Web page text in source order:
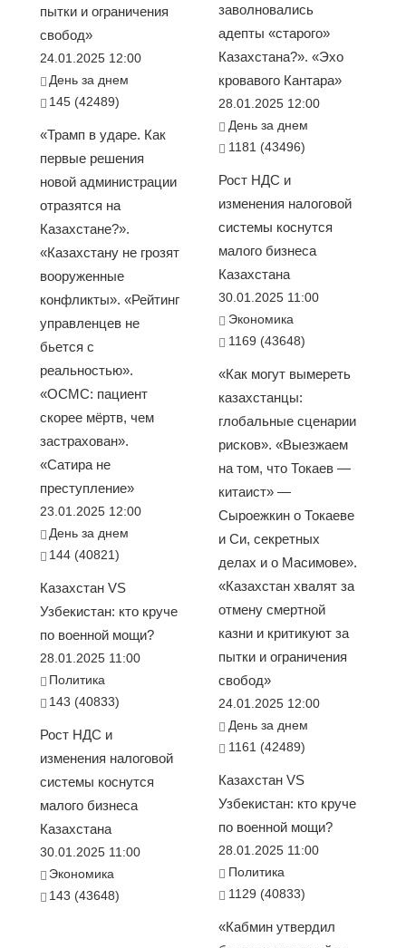
пытки и ограничения
свобод»
24.01.2025 12:00
День за днем
145 (42489)
«Трамп в ударе. Как
первые решения
новой администрации
отразятся на
Казахстане?».
«Казахстану не грозят
вооруженные
конфликты». «Рейтинг
управленцев не
бьется с
реальностью».
«ОСМС: пациент
скорее мёртв, чем
застрахован».
«Сатира не
преступление»
23.01.2025 12:00
День за днем
144 (40821)
Казахстан VS
Узбекистан: кто круче
по военной мощи?
28.01.2025 11:00
Политика
143 (40833)
Рост НДС и
изменения налоговой
системы коснутся
малого бизнеса
Казахстана
30.01.2025 11:00
Экономика
143 (43648)
заволновались
адепты «старого»
Казахстана?». «Эхо
кровавого Кантара»
28.01.2025 12:00
День за днем
1181 (43496)
Рост НДС и
изменения налоговой
системы коснутся
малого бизнеса
Казахстана
30.01.2025 11:00
Экономика
1169 (43648)
«Как могут вымереть
казахстанцы:
глобальные сценарии
рисков». «Выезжаем
на том, что Токаев —
китаист» —
Сыроежкин о Токаеве
и Си, секретных
делах и о Масимове».
«Казахстан хвалят за
отмену смертной
казни и критикуют за
пытки и ограничения
свобод»
24.01.2025 12:00
День за днем
1161 (42489)
Казахстан VS
Узбекистан: кто круче
по военной мощи?
28.01.2025 11:00
Политика
1129 (40833)
«Кабмин утвердил